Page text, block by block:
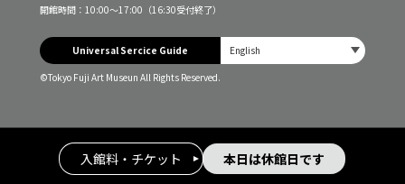
開館時間：10:00～17:00（16:30受付終了）
Universal Sercice Guide
©Tokyo Fuji Art Museun All Rights Reserved.
入館料・チケット 本日は休館日です